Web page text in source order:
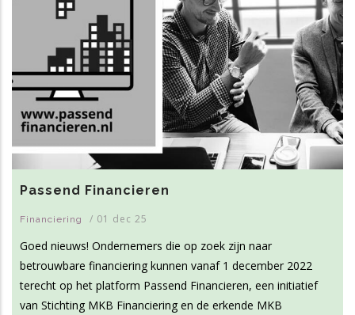
Passend Financieren
Financiering / 01 dec 25
Goed nieuws! Ondernemers die op zoek zijn naar
betrouwbare financiering kunnen vanaf 1 december 2022
terecht op het platform Passend Financieren, een initiatief
van Stichting MKB Financiering en de erkende MKB